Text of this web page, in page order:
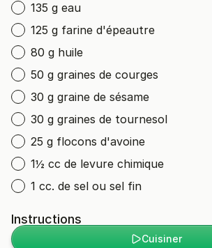
135 g eau
125 g farine d'épeautre
80 g huile
50 g graines de courges
30 g graine de sésame
30 g graines de tournesol
25 g flocons d'avoine
1½ cc de levure chimique
1 cc. de sel ou sel fin
Instructions
Cuisiner